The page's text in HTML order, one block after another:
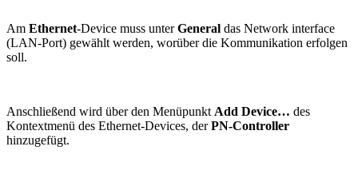
Am Ethernet-Device muss unterGeneral das Network interface
(LAN-Port) gewählt werden, worüber die Kommunikation erfolgen
soll.
Anschließend wird über den Menüpunkt Add Device… des
Kontextmenü des Ethernet-Devices, derPN-Controller
hinzugefügt.